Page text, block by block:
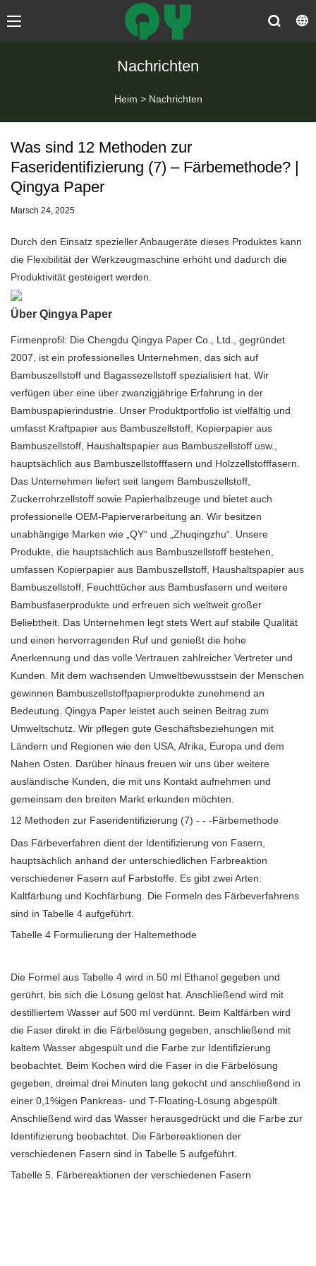
Nachrichten
Heim > Nachrichten
Was sind 12 Methoden zur
Faseridentifizierung (7) – Färbemethode? |
Qingya Paper
Marsch 24, 2025
Durch den Einsatz spezieller Anbaugeräte dieses Produktes kann
die Flexibilität der Werkzeugmaschine erhöht und dadurch die
Produktivität gesteigert werden.
Über Qingya Paper
Firmenprofil: Die Chengdu Qingya Paper Co., Ltd., gegründet
2007, ist ein professionelles Unternehmen, das sich auf
Bambuszellstoff und Bagassezellstoff spezialisiert hat. Wir
verfügen über eine über zwanzigjährige Erfahrung in der
Bambuspapierindustrie. Unser Produktportfolio ist vielfältig und
umfasst Kraftpapier aus Bambuszellstoff, Kopierpapier aus
Bambuszellstoff, Haushaltspapier aus Bambuszellstoff usw.,
hauptsächlich aus Bambuszellstofffasern und Holzzellstofffasern.
Das Unternehmen liefert seit langem Bambuszellstoff,
Zuckerrohrzellstoff sowie Papierhalbzeuge und bietet auch
professionelle OEM-Papierverarbeitung an. Wir besitzen
unabhängige Marken wie „QY“ und „Zhuqingzhu“. Unsere
Produkte, die hauptsächlich aus Bambuszellstoff bestehen,
umfassen Kopierpapier aus Bambuszellstoff, Haushaltspapier aus
Bambuszellstoff, Feuchttücher aus Bambusfasern und weitere
Bambusfaserprodukte und erfreuen sich weltweit großer
Beliebtheit. Das Unternehmen legt stets Wert auf stabile Qualität
und einen hervorragenden Ruf und genießt die hohe
Anerkennung und das volle Vertrauen zahlreicher Vertreter und
Kunden. Mit dem wachsenden Umweltbewusstsein der Menschen
gewinnen Bambuszellstoffpapierprodukte zunehmend an
Bedeutung. Qingya Paper leistet auch seinen Beitrag zum
Umweltschutz. Wir pflegen gute Geschäftsbeziehungen mit
Ländern und Regionen wie den USA, Afrika, Europa und dem
Nahen Osten. Darüber hinaus freuen wir uns über weitere
ausländische Kunden, die mit uns Kontakt aufnehmen und
gemeinsam den breiten Markt erkunden möchten.
12 Methoden zur Faseridentifizierung (7) - - -Färbemethode
Das Färbeverfahren dient der Identifizierung von Fasern,
hauptsächlich anhand der unterschiedlichen Farbreaktion
verschiedener Fasern auf Farbstoffe. Es gibt zwei Arten:
Kaltfärbung und Kochfärbung. Die Formeln des Färbeverfahrens
sind in Tabelle 4 aufgeführt.
Tabelle 4 Formulierung der Haltemethode
Die Formel aus Tabelle 4 wird in 50 ml Ethanol gegeben und
gerührt, bis sich die Lösung gelöst hat. Anschließend wird mit
destilliertem Wasser auf 500 ml verdünnt. Beim Kaltfärben wird
die Faser direkt in die Färbelösung gegeben, anschließend mit
kaltem Wasser abgespült und die Farbe zur Identifizierung
beobachtet. Beim Kochen wird die Faser in die Färbelösung
gegeben, dreimal drei Minuten lang gekocht und anschließend in
einer 0,1%igen Pankreas- und T-Floating-Lösung abgespült.
Anschließend wird das Wasser herausgedrückt und die Farbe zur
Identifizierung beobachtet. Die Färbereaktionen der
verschiedenen Fasern sind in Tabelle 5 aufgeführt.
Tabelle 5. Färbereaktionen der verschiedenen Fasern